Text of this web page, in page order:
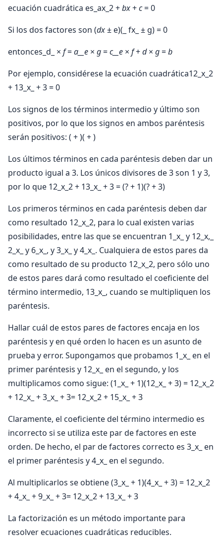
ecuación cuadrática es_ax_2 +bx+c= 0
Si los dos factores son (dx± e)(_ fx_ ± g) = 0
entonces_d_ × f=a__e × g=c__e × f+d× g=b
Por ejemplo, considérese la ecuación cuadrática12_x_2
+ 13_x_ + 3 = 0
Los signos de los términos intermedio y último son
positivos, por lo que los signos en ambos paréntesis
serán positivos: ( + )( + )
Los últimos términos en cada paréntesis deben dar un
producto igual a 3. Los únicos divisores de 3 son 1 y 3,
por lo que 12_x_2 + 13_x_ + 3 = (? + 1)(? + 3)
Los primeros términos en cada paréntesis deben dar
como resultado 12_x_2, para lo cual existen varias
posibilidades, entre las que se encuentran 1_x_ y 12_x,_
2_x_ y 6_x_, y 3_x_ y 4_x_. Cualquiera de estos pares da
como resultado de su producto 12_x_2, pero sólo uno
de estos pares dará como resultado el coeficiente del
término intermedio, 13_x_, cuando se multipliquen los
paréntesis.
Hallar cuál de estos pares de factores encaja en los
paréntesis y en qué orden lo hacen es un asunto de
prueba y error. Supongamos que probamos 1_x_ en el
primer paréntesis y 12_x_ en el segundo, y los
multiplicamos como sigue: (1_x_ + 1)(12_x_ + 3) = 12_x_2
+ 12_x_ + 3_x_ + 3= 12_x_2 + 15_x_ + 3
Claramente, el coeficiente del término intermedio es
incorrecto si se utiliza este par de factores en este
orden. De hecho, el par de factores correcto es 3_x_ en
el primer paréntesis y 4_x_ en el segundo.
Al multiplicarlos se obtiene (3_x_ + 1)(4_x_ + 3) = 12_x_2
+ 4_x_ + 9_x_ + 3= 12_x_2 + 13_x_ + 3
La factorización es un método importante para
resolver ecuaciones cuadráticas reducibles.